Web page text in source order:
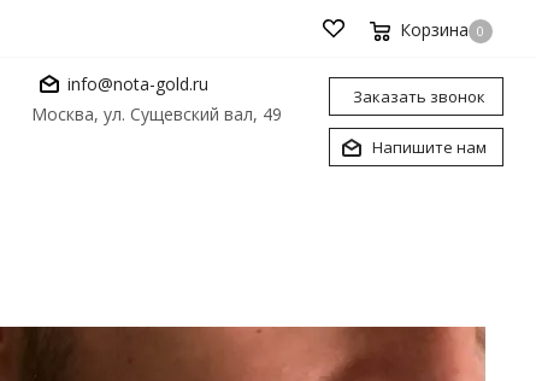
Корзина 0
info@nota-gold.ru
Москва, ул. Сущевский вал, 49
Заказать звонок
Напишите нам